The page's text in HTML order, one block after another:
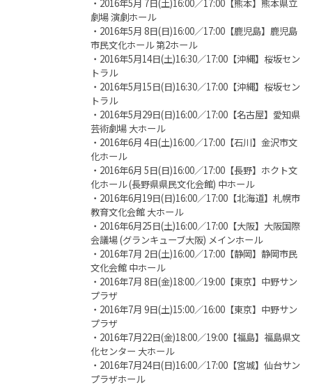
・2016年5月 7日(土)16:00／17:00【熊本】熊本県立
劇場 演劇ホール
・2016年5月 8日(日)16:00／17:00【鹿児島】鹿児島
市民文化ホール 第2ホール
・2016年5月14日(土)16:30／17:00【沖縄】桜坂セン
トラル
・2016年5月15日(日)16:30／17:00【沖縄】桜坂セン
トラル
・2016年5月29日(日)16:00／17:00【名古屋】愛知県
芸術劇場 大ホール
・2016年6月 4日(土)16:00／17:00【石川】金沢市文
化ホール
・2016年6月 5日(日)16:00／17:00【長野】ホクト文
化ホール (長野県県民文化会館) 中ホール
・2016年6月19日(日)16:00／17:00【北海道】札幌市
教育文化会館 大ホール
・2016年6月25日(土)16:00／17:00【大阪】大阪国際
会議場 (グランキューブ大阪) メインホール
・2016年7月 2日(土)16:00／17:00【静岡】静岡市民
文化会館 中ホール
・2016年7月 8日(金)18:00／19:00【東京】中野サン
プラザ
・2016年7月 9日(土)15:00／16:00【東京】中野サン
プラザ
・2016年7月22日(金)18:00／19:00【福島】福島県文
化センター 大ホール
・2016年7月24日(日)16:00／17:00【宮城】仙台サン
プラザホール